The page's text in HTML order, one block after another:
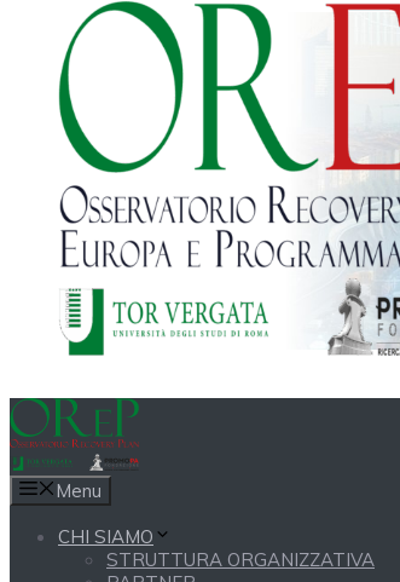
Menu
CHI SIAMO
STRUTTURA ORGANIZZATIVA